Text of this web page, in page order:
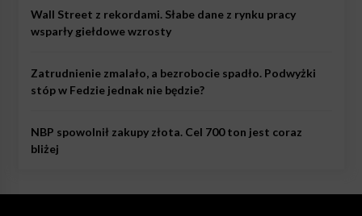
Wall Street z rekordami. Słabe dane z rynku pracy
wsparły giełdowe wzrosty
Zatrudnienie zmalało, a bezrobocie spadło. Podwyżki
stóp w Fedzie jednak nie będzie?
NBP spowolnił zakupy złota. Cel 700 ton jest coraz
bliżej